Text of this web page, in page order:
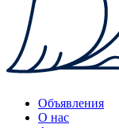
Объявления
О нас